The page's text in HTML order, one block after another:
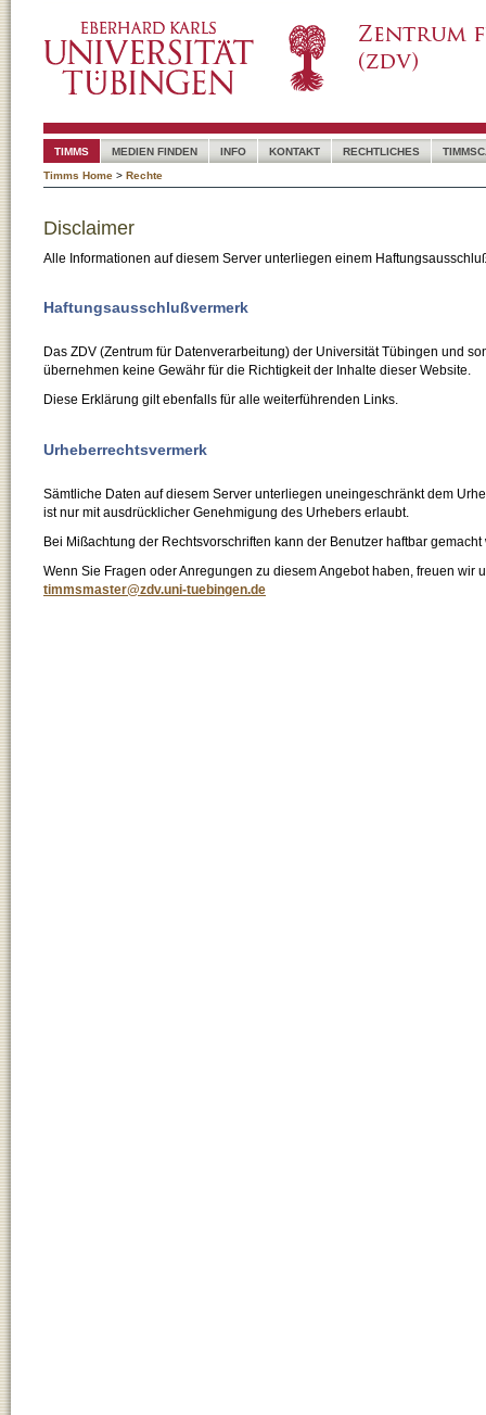
TIMMS MEDIEN FINDEN INFO KONTAKT RECHTLICHES
Timms Home > Rechte
Disclaimer
Alle Informationen auf diesem Server unterliegen einem
Haftungsausschlußvermerk
Das ZDV (Zentrum für Datenverarbeitung) der Universität Tübingen und
übernehmen keine Gewähr für die Richtigkeit der Inhalte dieser Website.
Diese Erklärung gilt ebenfalls für alle weiterführenden Links.
Urheberrechtsvermerk
Sämtliche Daten auf diesem Server unterliegen uneingeschränkt dem
ist nur mit ausdrücklicher Genehmigung des Urhebers erlaubt.
Bei Mißachtung der Rechtsvorschriften kann der Benutzer haftbar gemacht
Wenn Sie Fragen oder Anregungen zu diesem Angebot haben, freuen wir
timmsmaster@zdv.uni-tuebingen.de